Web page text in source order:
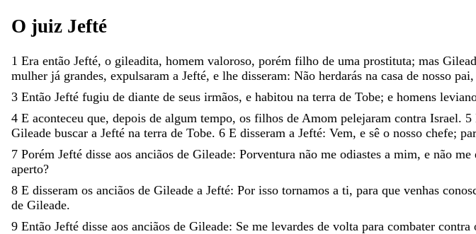
O juiz Jefté
1 Era então Jefté, o gileadita, homem valoroso, porém filho de uma prostituta; mas
mulher já grandes, expulsaram a Jefté, e lhe disseram: Não herdarás na casa de nosso pai,
3 Então Jefté fugiu de diante de seus irmãos, e habitou na terra de Tobe; e homens
4 E aconteceu que, depois de algum tempo, os filhos de Amom pelejaram contra Israel. 5
Gileade buscar a Jefté na terra de Tobe. 6 E disseram a Jefté: Vem, e sê o nosso chefe;
7 Porém Jefté disse aos anciãos de Gileade: Porventura não me odiastes a mim, e não me
aperto?
8 E disseram os anciãos de Gileade a Jefté: Por isso tornamos a ti, para que venhas
de Gileade.
9 Então Jefté disse aos anciãos de Gileade: Se me levardes de volta para combater contra